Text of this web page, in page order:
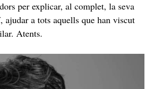
per explicar, al complet, la seva
a tots aquells que han viscut
Atents.